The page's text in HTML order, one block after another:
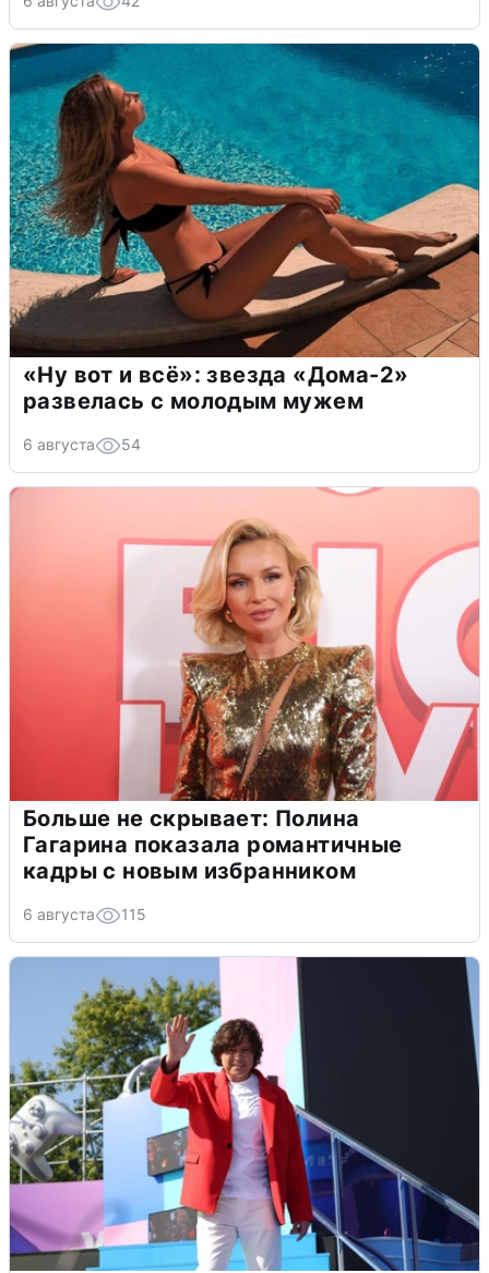
«Ну вот и всё»: звезда «Дома-2»
развелась с молодым мужем
6 августа 54
Больше не скрывает: Полина
Гагарина показала романтичные
кадры с новым избранником
6 августа 115